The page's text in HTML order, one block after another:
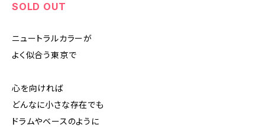
SOLD OUT
ニュートラルカラーが
よく似合う東京で
心を向ければ
どんなに小さな存在でも
ドラムやベースのように